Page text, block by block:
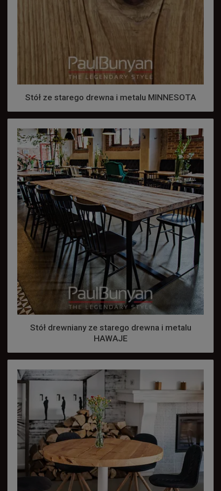
Stół ze starego drewna i metalu MINNESOTA
Stół drewniany ze starego drewna i metalu
HAWAJE